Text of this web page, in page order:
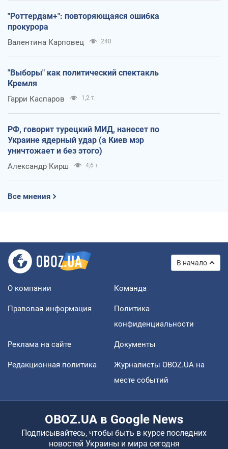
"Роттердам+": повторяющаяся ошибка
прокурора
Валентина Карповец 240
"Выборы" как политический спектакль
Кремля
Гарри Каспаров 1,2 т.
РФ, говорит турецкий МИД, нанесет по
Украине ядерный удар (а Киев мэр
уничтожает и без этого)
Александр Кирш 4,6 т.
Все мнения
В начало
О компании Команда
Правовая информация
Политика
конфиденциальности
Реклама на сайте Документы
Редакционная политика
Журналисты OBOZ.UA на
месте событий
OBOZ.UA в Google News
Подписывайтесь, чтобы быть в курсе последних
новостей Украины и мира сегодня